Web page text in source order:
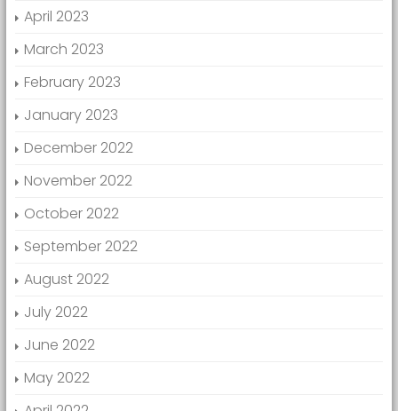
April 2023
March 2023
February 2023
January 2023
December 2022
November 2022
October 2022
September 2022
August 2022
July 2022
June 2022
May 2022